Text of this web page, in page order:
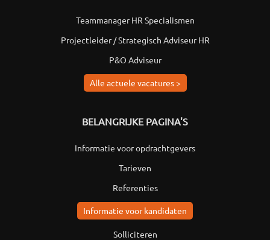
Teammanager HR Specialismen
Projectleider / Strategisch Adviseur HR
P&O Adviseur
Alle actuele vacatures >
BELANGRIJKE PAGINA'S
Informatie voor opdrachtgevers
Tarieven
Referenties
Informatie voor kandidaten
Solliciteren